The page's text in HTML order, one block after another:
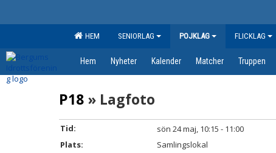
HEM SENIORLAG POJKLAG FLICKLAG
Hem Nyheter Kalender Matcher Truppen
P18 » Lagfoto
Tid:
sön 24 maj, 10:15 - 11:00
Plats:
Samlingslokal